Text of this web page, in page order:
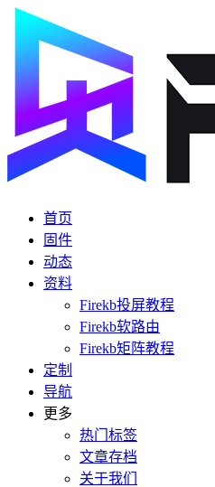
首页
固件
动态
资料
Firekb投屏教程
Firekb软路由
Firekb矩阵教程
定制
导航
更多
热门标签
文章存档
关于我们